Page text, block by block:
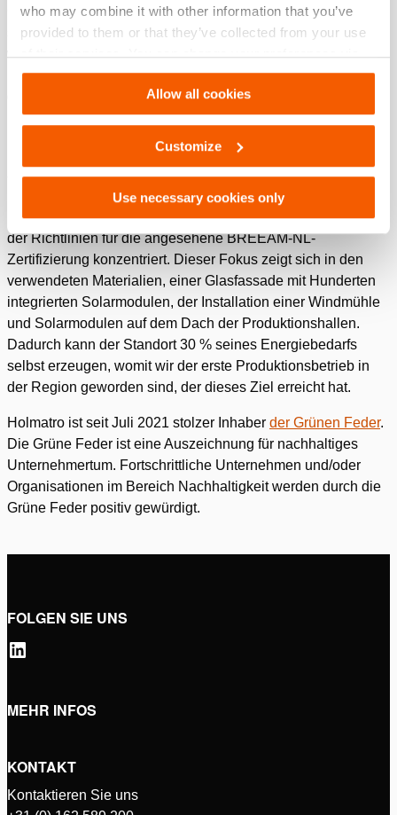
who may combine it with other information that you’ve
provided to them or that they’ve collected from your use
of their services. You can change your preferences via
Settings. See ourcookiestatement.
Allow all cookies
Customize
Use necessary cookies only
Gefahren beim Betrieb oder Einsatz. Außerdem wird unser
starkes Engagement im Bereich Rettungsgeräte sowohl
während der Arbeitszeit als auch nach Feierabend durch
unsere Mitarbeiter unterstützt, weil viele von ihnen selbst in
der freiwilligen Feuerwehr aktiv sind.
Diese Form der CSR liegt uns bei Holmatro ganz besonders
und im weitesten Sinne des Wortes am Herzen und kommt
auch im Ausbau unserer bestehenden Zentrale am Zalmweg
in Raamsdonksveer zum Ausdruck. Bei diesem Ausbau
haben wir uns ganz auf Nachhaltigkeit und die Einhaltung
der Richtlinien für die angesehene BREEAM-NL-
Zertifizierung konzentriert. Dieser Fokus zeigt sich in den
verwendeten Materialien, einer Glasfassade mit Hunderten
integrierten Solarmodulen, der Installation einer Windmühle
und Solarmodulen auf dem Dach der Produktionshallen.
Dadurch kann der Standort 30 % seines Energiebedarfs
selbst erzeugen, womit wir der erste Produktionsbetrieb in
der Region geworden sind, der dieses Ziel erreicht hat.
Holmatro ist seit Juli 2021 stolzer Inhaber der Grünen Feder.
Die Grüne Feder ist eine Auszeichnung für nachhaltiges
Unternehmertum. Fortschrittliche Unternehmen und/oder
Organisationen im Bereich Nachhaltigkeit werden durch die
Grüne Feder positiv gewürdigt.
FOLGEN SIE UNS
MEHR INFOS
KONTAKT
Kontaktieren Sie uns